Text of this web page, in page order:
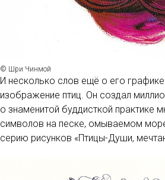
© Шри Чинмой
И несколько слов ещё о его
изображение птиц. Он создал
о знаменитой буддисткой практике
символов на песке, омываемом
серию рисунков «Птицы-Души,